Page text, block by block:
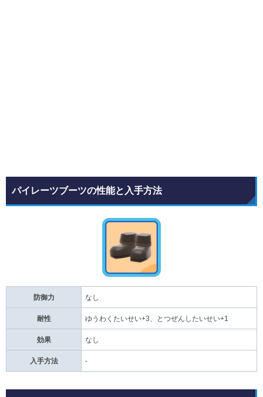
パイレーツブーツの性能と入手方法
防御力 なし
耐性 ゆうわくたいせい+3、とつぜんしたいせい+1
効果 なし
入手方法 ‐